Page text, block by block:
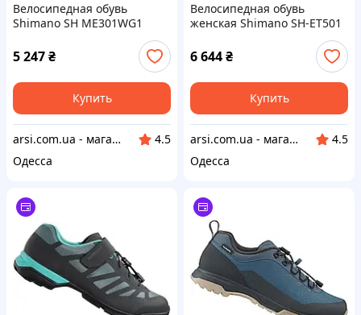
Велосипедная обувь
Shimano SH ME301WG1
5 247₴
Купить
arsi.com.ua - магазин техники
4.5
Одесса
Велосипедная обувь
женская Shimano SH-ET501
6 644₴
Купить
arsi.com.ua - магазин техники
4.5
Одесса